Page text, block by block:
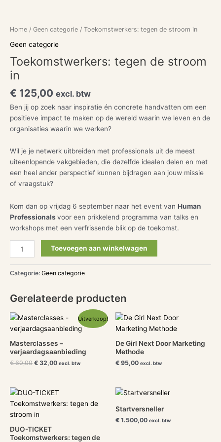
Home / Geen categorie / Toekomstwerkers: tegen de stroom in
Geen categorie
Toekomstwerkers: tegen de stroom
in
€ 125,00 excl. btw
Ben jij op zoek naar inspiratie én concrete handvatten om een
positieve impact te maken op de wereld waarin we leven en de
organisaties waarin we werken?
Wil je je netwerk uitbreiden met professionals uit de meest
uiteenlopende vakgebieden, die dezelfde idealen delen en met
een heel ander perspectief kunnen bijdragen aan jouw missie
of vraagstuk?
Kom dan op vrijdag 6 september naar het event van Human
Professionals voor een prikkelend programma van talks en
workshops met een verfrissende blik op de toekomst.
de
in
aantal
Toevoegen aan winkelwagen
Categorie: Geen categorie
Gerelateerde producten
Uitverkoop!
Masterclasses –
verjaardagsaanbieding
€60,00
Oorspronkelijke
prijs
was:
€ 32,00
Huidige
prijs
is:
excl. btw
De Girl Next Door Marketing
Methode
€ 95,00 excl. btw
DUO-TICKET
Toekomstwerkers: tegen de
Startversneller
€ 1.500,00 excl. btw